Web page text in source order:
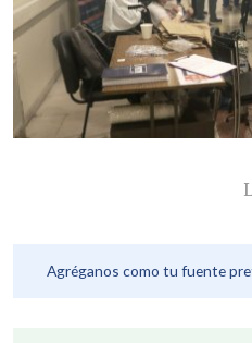
Agréganos como tu fuente